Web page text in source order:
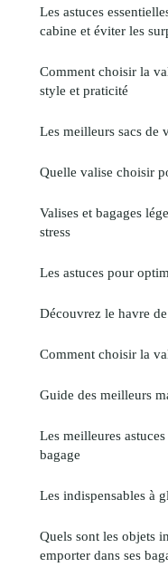
Les astuces
cabine et éviter les
Comment choisir la
style et praticité
Les meilleurs sacs de
Quelle valise choisir
Valises et bagages
stress
Les astuces pour
Découvrez le havre
Comment choisir la
Guide des meilleurs
Les meilleures
bagage
Les indispensables à
Quels sont les objets
emporter dans ses